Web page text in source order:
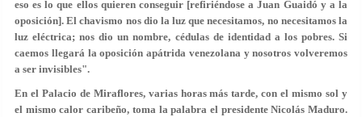
eso es lo que ellos quieren conseguir [refiriéndose a Juan Guaidó y a la
oposición]. El chavismo nos dio la luz que necesitamos, no necesitamos la
luz eléctrica; nos dio un nombre, cédulas de identidad a los pobres. Si
caemos llegará la oposición apátrida venezolana y nosotros volveremos
a ser invisibles".
En el Palacio de Miraflores, varias horas más tarde, con el mismo sol y
el mismo calor caribeño, toma la palabra el presidente Nicolás Maduro.